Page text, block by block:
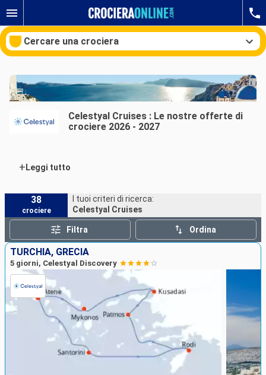
Cercare una crociera
Mesi di partenza
Celestyal Cruises : Le nostre offerte di
crociere 2026 - 2027
+ Leggi tutto
38
crociere
I tuoi criteri di ricerca:
Celestyal Cruises
Filtra Ordina
TURCHIA, GRECIA
5 giorni, Celestyal Discovery